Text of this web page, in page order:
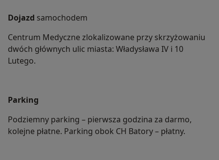
Dojazd samochodem
Centrum Medyczne zlokalizowane przy skrzyżowaniu
dwóch głównych ulic miasta: Władysława IV i 10
Lutego.
Parking
Podziemny parking – pierwsza godzina za darmo,
kolejne płatne. Parking obok CH Batory – płatny.